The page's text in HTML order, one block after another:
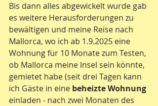
Bis dann alles abgewickelt wurde gab
es weitere Herausforderungen zu
bewältigen und meine Reise nach
Mallorca, wo ich ab 1.9.2025 eine
Wohnung für 10 Monate zum Testen,
ob Mallorca meine Insel sein könnte,
gemietet habe (seit drei Tagen kann
ich Gäste in eine beheizte Wohnung
einladen - nach zwei Monaten des